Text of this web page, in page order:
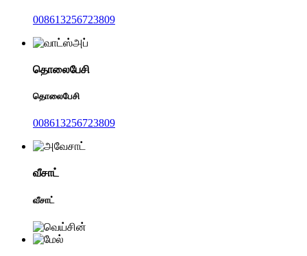
008613256723809
தொலைபேசி
தொலைபேசி
008613256723809
வீசாட்
வீசாட்